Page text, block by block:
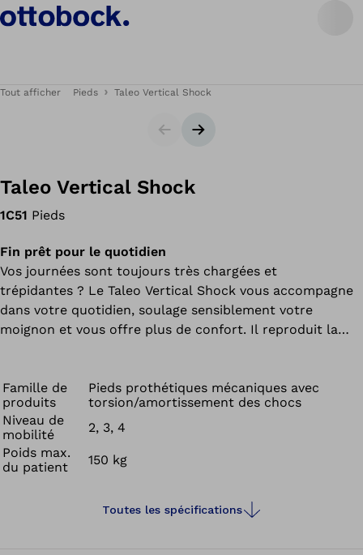
Tout afficher Pieds Taleo Vertical Shock
CarrouselBannière suivante
Taleo Vertical Shock
1C51 Pieds
Fin prêt pour le quotidien
Vos journées sont toujours très chargées et
trépidantes ? Le Taleo Vertical Shock vous accompagne
dans votre quotidien, soulage sensiblement votre
moignon et vous offre plus de confort. Il reproduit la
cisaillement sur votre moignon et également les
irritations cutanées. Le Taleo Vertical Shock amortit
également les chocs perçus lors de la pose du talon ou
dans des situations telles que la descente d’un escalier.
Famille de
produits
Pieds prothétiques mécaniques avec
torsion/amortissement des chocs
Niveau de
mobilité
2, 3, 4
Poids max.
du patient
150 kg
Toutes les spécifications